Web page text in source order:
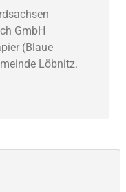
GmbH
(Blaue
Löbnitz.